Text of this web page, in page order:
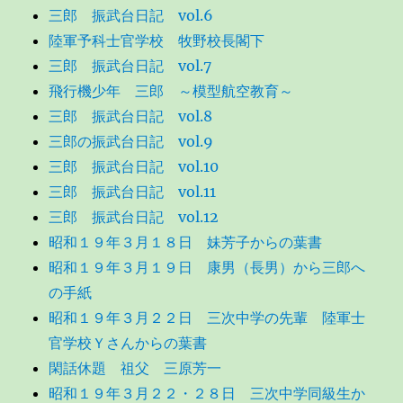
三郎 振武台日記 vol.6
陸軍予科士官学校 牧野校長閣下
三郎 振武台日記 vol.7
飛行機少年 三郎 ～模型航空教育～
三郎 振武台日記 vol.8
三郎の振武台日記 vol.9
三郎 振武台日記 vol.10
三郎 振武台日記 vol.11
三郎 振武台日記 vol.12
昭和１９年３月１８日 妹芳子からの葉書
昭和１９年３月１９日 康男（長男）から三郎へ
の手紙
昭和１９年３月２２日 三次中学の先輩 陸軍士
官学校Ｙさんからの葉書
閑話休題 祖父 三原芳一
昭和１９年３月２２・２８日 三次中学同級生か